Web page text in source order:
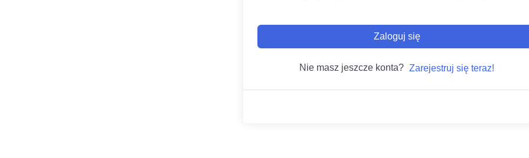
Zaloguj się
Nie masz jeszcze konta? Zarejestruj się teraz!